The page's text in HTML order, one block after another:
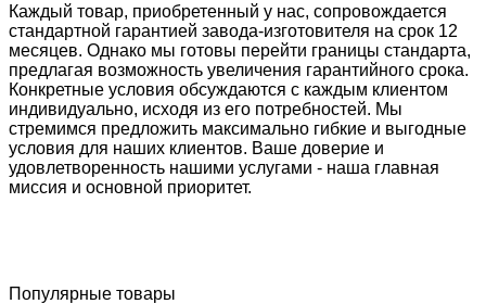
Каждый товар, приобретенный у нас, сопровождается
стандартной гарантией завода-изготовителя на срок 12
месяцев. Однако мы готовы перейти границы стандарта,
предлагая возможность увеличения гарантийного срока.
Конкретные условия обсуждаются с каждым клиентом
индивидуально, исходя из его потребностей. Мы
стремимся предложить максимально гибкие и выгодные
условия для наших клиентов. Ваше доверие и
удовлетворенность нашими услугами - наша главная
миссия и основной приоритет.
Популярные товары